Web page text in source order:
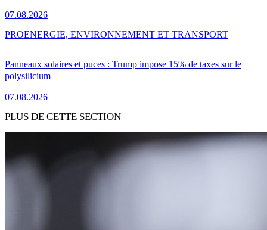
07.08.2026
Panneaux solaires et puces : Trump impose 15% de taxes sur le
polysilicium
07.08.2026
PROENERGIE, ENVIRONNEMENT ET TRANSPORT
PLUS DE CETTE SECTION